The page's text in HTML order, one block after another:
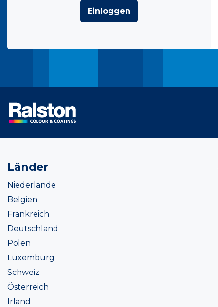
Einloggen
Länder
Niederlande
Belgien
Frankreich
Deutschland
Polen
Luxemburg
Schweiz
Österreich
Irland